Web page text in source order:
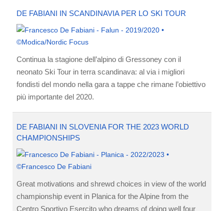
DE FABIANI IN SCANDINAVIA PER LO SKI TOUR
Continua la stagione dell’alpino di Gressoney con il
neonato Ski Tour in terra scandinava: al via i migliori
fondisti del mondo nella gara a tappe che rimane l’obiettivo
più importante del 2020.
DE FABIANI IN SLOVENIA FOR THE 2023 WORLD
CHAMPIONSHIPS
Great motivations and shrewd choices in view of the world
championship event in Planica for the Alpine from the
Centro Sportivo Esercito who dreams of doing well four